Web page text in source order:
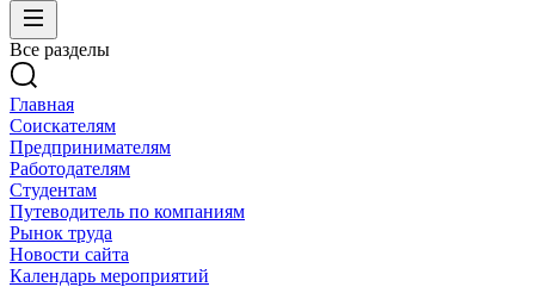
Все разделы
Главная
Соискателям
Предпринимателям
Работодателям
Студентам
Путеводитель по компаниям
Рынок труда
Новости сайта
Календарь мероприятий